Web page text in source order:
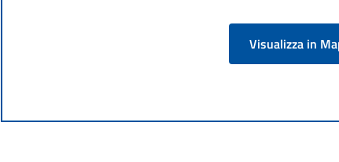
Visualizza in